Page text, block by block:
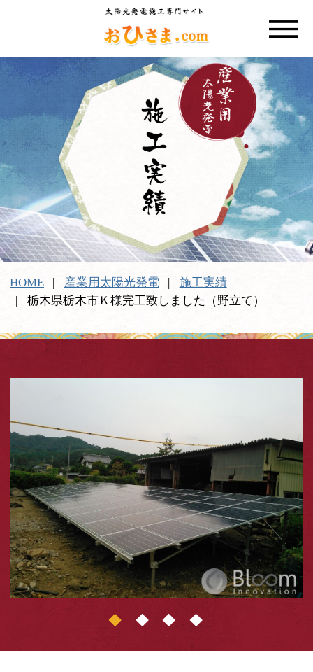
HOME 産業用太陽光発電
施工実績
栃木県栃木市Ｋ様完工致しました（野立て）
1 2 3 4